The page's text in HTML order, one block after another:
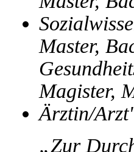
Master,
Magister,
Ärztin/
„Zur